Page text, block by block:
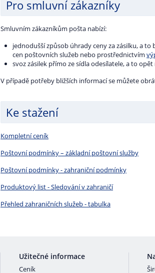
Pro smluvní zákazníky
Smluvním zákazníkům pošta nabízí:
jednodušší způsob úhrady ceny za zásilku, a
cen poštovních služeb nebo prostřednictvím
svoz zásilek přímo ze sídla odesílatele, a to
V případě potřeby bližších informací se můžete
Ke stažení
Kompletní ceník
Poštovní podmínky – základní poštovní služby
Poštovní podmínky - zahraniční podmínky
Produktový list - Sledování v zahraničí
Přehled zahraničních služeb - tabulka
Užitečné informace
Ceník